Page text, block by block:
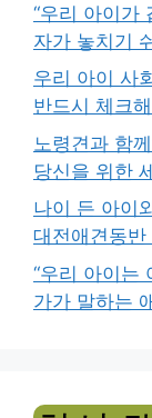
“우리 아이가
자가 놓치기
우리 아이 사
반드시 체크
노령견과 함
당신을 위한
나이 든 아이
대전애견동
“우리 아이는
가가 말하는